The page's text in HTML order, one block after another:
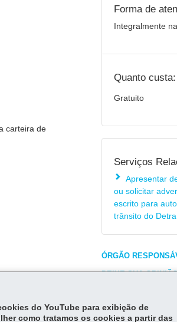
carteira de
Forma de
Integralmente
Quanto custa:
Gratuito
Serviços
Apresentar
ou solicitar
escrito para
trânsito do
ÓRGÃO
DEIXE SUA
do YouTube para exibição de
como tratamos os cookies a partir das